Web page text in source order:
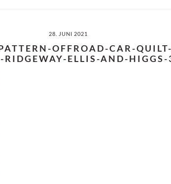
28. JUNI 2021
OFFROAD-CAR-
RIDGEWAY-ELLIS-AND-HIGGS-